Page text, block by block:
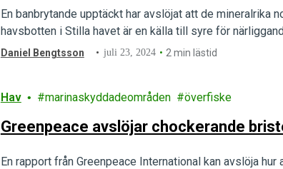
En banbrytande upptäckt har avslöjat att de mineralrika
havsbotten i Stilla havet är en källa till syre för
Daniel Bengtsson juli 23, 2024 2 min lästid
Hav marinaskyddadeområden överfiske
Greenpeace avslöjar chockerande
En rapport från Greenpeace International kan avslöja